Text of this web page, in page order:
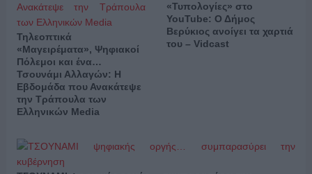
Τηλεοπτικά
«Μαγειρέματα», Ψηφιακοί
Πόλεμοι και ένα…
Τσουνάμι Αλλαγών: Η
Εβδομάδα που Ανακάτεψε
την Τράπουλα των
Ελληνικών Media
«Τυπολογίες» στο
YouTube: Ο Δήμος
Βερύκιος ανοίγει τα χαρτιά
του – Vidcast